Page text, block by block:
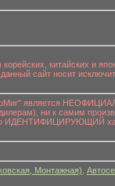
корейских, китайских и
сайт носит
является
ни к самим
ИДЕНТИФИЦИРУЮЩИЙ
Монтажная)